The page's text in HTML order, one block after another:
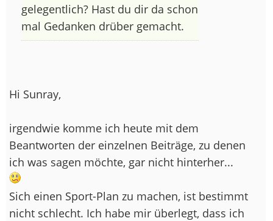
gelegentlich? Hast du dir da schon
mal Gedanken drüber gemacht.
Hi Sunray,
irgendwie komme ich heute mit dem
Beantworten der einzelnen Beiträge, zu denen
ich was sagen möchte, gar nicht hinterher...
Sich einen Sport-Plan zu machen, ist bestimmt
nicht schlecht. Ich habe mir überlegt, dass ich